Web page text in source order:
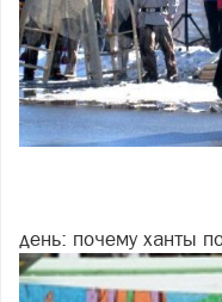
день: почему ханты